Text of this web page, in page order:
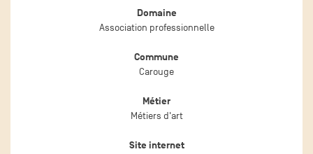
Domaine
Association professionnelle
Commune
Carouge
Métier
Métiers d'art
Site internet